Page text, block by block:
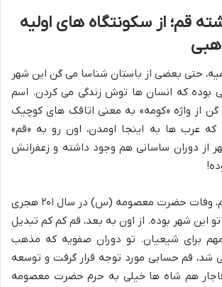
قم؛ از سکونتگاه های اولیه
حتی بعضی از باستان شناسا می گن این شهر
بوده که انسان ها توش زندگی می کردن. اسم
گن از واژه «کومه» به معنی اتاقک های کوچیک
که عرب ها به اینجا اومدن، اون رو به «قم»
از دوران ساسانی هم وجود داشته و زعفرانش
نقطه عطف تاریخ قم، وفات حضرت معصومه (س) در سال ۲۰۱ هجری
این شهر بوده. از اون به بعد، قم کم کم تبدیل
برای شیعیان. تو دوران صفویه که مذهب
شد، قم حسابی مورد توجه قرار گرفت و توسعه
قاجار هم شاه ها خیلی به حرم حضرت معصومه